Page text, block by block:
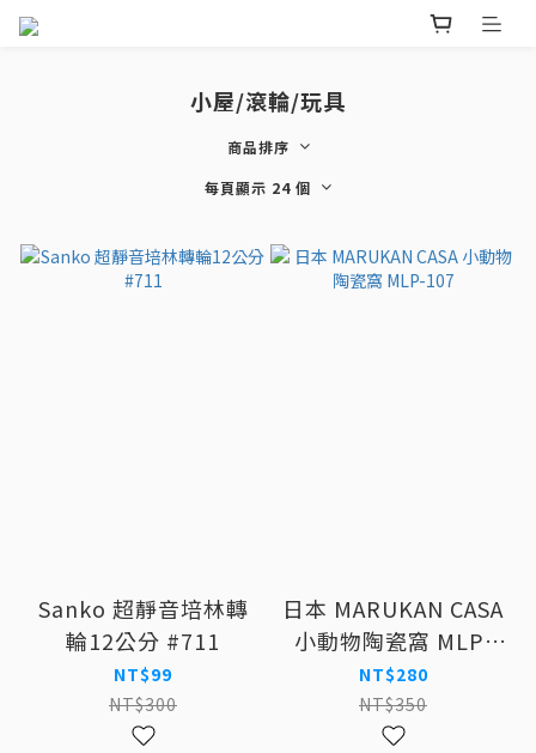
小屋/滾輪/玩具
商品排序
每頁顯示 24 個
Sanko 超靜音培林轉
輪12公分 #711
NT$99
NT$300
日本 MARUKAN CASA
小動物陶瓷窩 MLP-
107
NT$280
NT$350